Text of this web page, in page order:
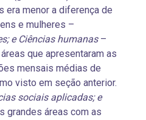
era menor a diferença de
e mulheres –
e Ciências humanas–
que apresentaram as
mensais médias de
visto em seção anterior.
sociais aplicadas; e
grandes áreas com as